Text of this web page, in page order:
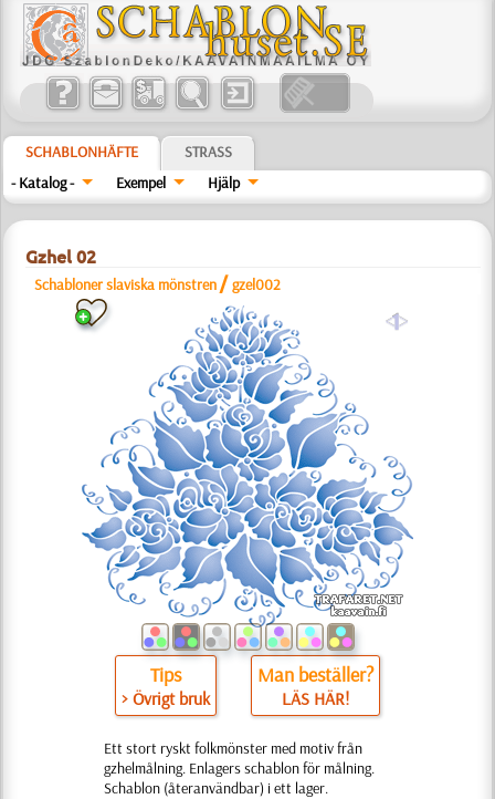
SCHABLONHÄFTE
STRASS
- Katalog -
Exempel Hjälp
Gzhel 02
Schabloner slaviska mönstren /gzel002
a
Tips
> Övrigt bruk
Man beställer?
LÄS HÄR!
Ett stort ryskt folkmönster med motiv från
gzhelmålning. Enlagers schablon för målning.
Schablon (återanvändbar) i ett lager.